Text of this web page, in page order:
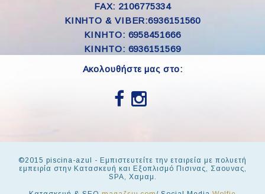
FAX: 2106775334
ΚΙΝΗΤΟ & VIBER:6936151560
KINHTO: 6958451666
KINHTO: 6936151569
Ακολουθήστε μας στο:
©2015 piscina-azul - Εμπιστευτείτε την εταιρεία με πολυετή
εμπειρία στην Κατασκευή και Εξοπλισμό Πισινας, Σαουνας,
SPA, Χαμαμ.